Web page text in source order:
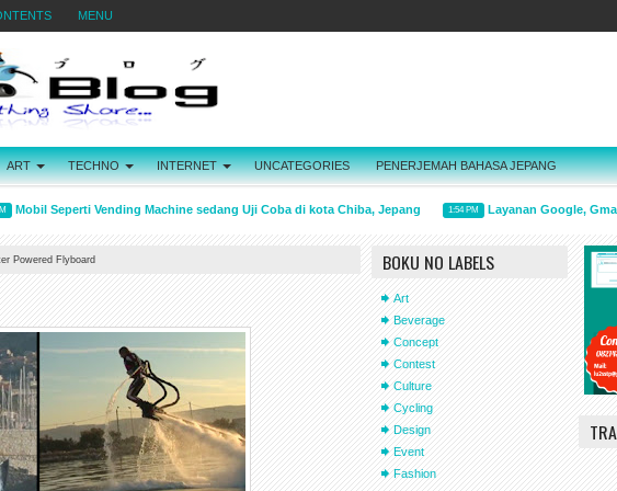
MENU
ART TECHNO INTERNET UNCATEGORIES PENERJEMAH BAHASA JEPANG
Seperti Vending Machine sedang Uji Coba di kota Chiba, Jepang 1:54 PM Layanan Google, Gmail
Powered Flyboard BOKU NO LABELS
Art
Beverage
Concept
Contest
Culture
Cycling
Design
Event
Fashion